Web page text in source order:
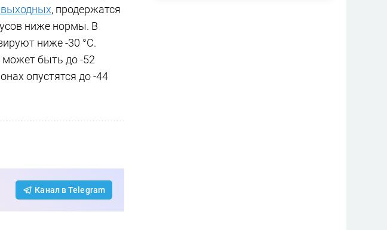
, продержатся
ниже нормы. В
ниже -30 °C.
может быть до -52
опустятся до -44
Канал в Telegram